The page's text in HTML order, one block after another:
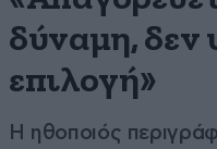
δύναμη, δεν
επιλογή»
Η ηθοποιός